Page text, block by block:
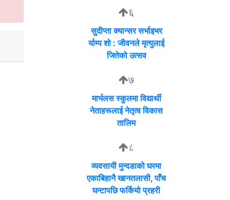
६
सुदीप्ता क्यान्सर सर्भाइभर
र्याम्प शो : जीवनले मृत्युलाई
जितेको उत्सव
७
मार्भलस स्कुलमा विद्यार्थी
नेताहरूलाई नेतृत्व विकास
तालिम
८
व्यवसायी मुन्दडाको घरमा
एकाबिहानै खानतलासी, पाँच
घन्टापछि फर्कियो प्रहरी